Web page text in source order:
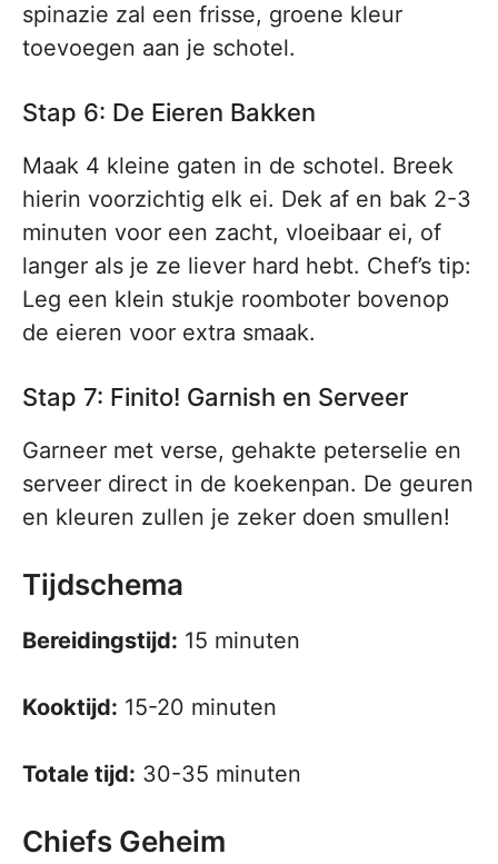
spinazie zal een frisse, groene kleur
toevoegen aan je schotel.
Stap 6: De Eieren Bakken
Maak 4 kleine gaten in de schotel. Breek
hierin voorzichtig elk ei. Dek af en bak 2-3
minuten voor een zacht, vloeibaar ei, of
langer als je ze liever hard hebt. Chef’s tip:
Leg een klein stukje roomboter bovenop
de eieren voor extra smaak.
Stap 7: Finito! Garnish en Serveer
Garneer met verse, gehakte peterselie en
serveer direct in de koekenpan. De geuren
en kleuren zullen je zeker doen smullen!
Tijdschema
Bereidingstijd: 15 minuten
Kooktijd: 15-20 minuten
Totale tijd: 30-35 minuten
Chiefs Geheim